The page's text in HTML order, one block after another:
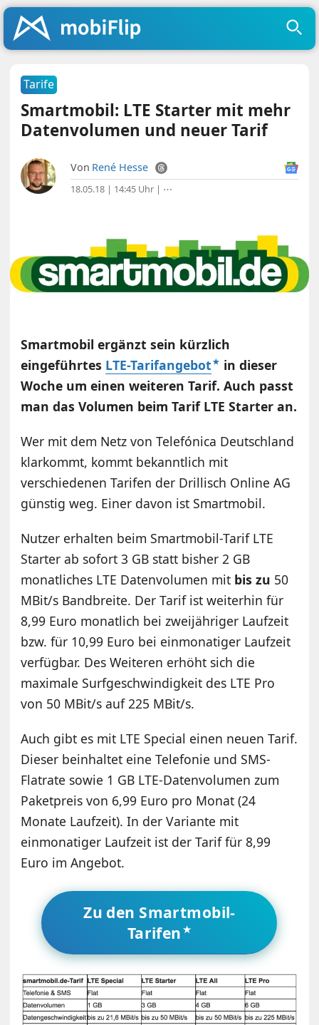
Tarife
Smartmobil: LTE Starter mit mehr
Datenvolumen und neuer Tarif
Von René Hesse
18.05.18 | 14:45 Uhr | ⋯
Smartmobil ergänzt sein kürzlich
eingeführtes LTE-Tarifangebot
in dieser
Woche um einen weiteren Tarif. Auch passt
man das Volumen beim Tarif LTE Starter an.
Wer mit dem Netz von Telefónica Deutschland
klarkommt, kommt bekanntlich mit
verschiedenen Tarifen der Drillisch Online AG
günstig weg. Einer davon ist Smartmobil.
Nutzer erhalten beim Smartmobil-Tarif LTE
Starter ab sofort 3 GB statt bisher 2 GB
monatliches LTE Datenvolumen mit bis zu 50
MBit/s Bandbreite. Der Tarif ist weiterhin für
8,99 Euro monatlich bei zweijähriger Laufzeit
bzw. für 10,99 Euro bei einmonatiger Laufzeit
verfügbar. Des Weiteren erhöht sich die
maximale Surfgeschwindigkeit des LTE Pro
von 50 MBit/s auf 225 MBit/s.
Auch gibt es mit LTE Special einen neuen Tarif.
Dieser beinhaltet eine Telefonie und SMS-
Flatrate sowie 1 GB LTE-Datenvolumen zum
Paketpreis von 6,99 Euro pro Monat (24
Monate Laufzeit). In der Variante mit
einmonatiger Laufzeit ist der Tarif für 8,99
Euro im Angebot.
Zu den Smartmobil-
Tarifen